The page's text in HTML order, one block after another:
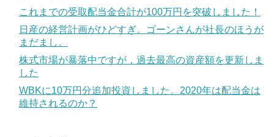
これまでの受取配当金合計が100万円を突破しました！
日産の経営計画がひどすぎ。ゴーンさんが社長のほうが
まだまし。
株式市場が暴落中ですが，過去最高の資産額を更新しま
した
WBKに10万円分追加投資しました。2020年は配当金は
維持されるのか？